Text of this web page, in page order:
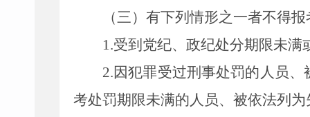
（三）有下列情形之一者不得报
1.受到党纪、政纪处分期限未
2.因犯罪受过刑事处罚的人员
考处罚期限未满的人员、被依法列